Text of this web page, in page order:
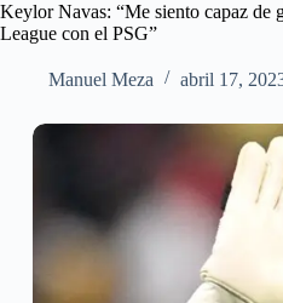
Keylor Navas: “Me siento capaz de
League con el PSG”
Manuel Meza abril 17,